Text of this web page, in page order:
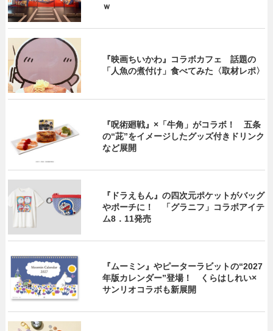
ｗ
『映画ちいかわ』コラボカフェ 話題の
「人魚の煮付け」食べてみた〈取材レポ〉
『呪術廻戦』×「牛角」がコラボ！ 五条
の“茈”をイメージしたグッズ付きドリンク
など展開
『ドラえもん』の四次元ポケットがバッグ
やポーチに！ 「グラニフ」コラボアイテ
ム8．11発売
『ムーミン』やピーターラビットの“2027
年版カレンダー”登場！ くらはしれい×
サンリオコラボも新展開